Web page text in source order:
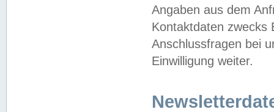
Angaben aus dem
Kontaktdaten zwecks
Anschlussfragen bei
Einwilligung weiter.